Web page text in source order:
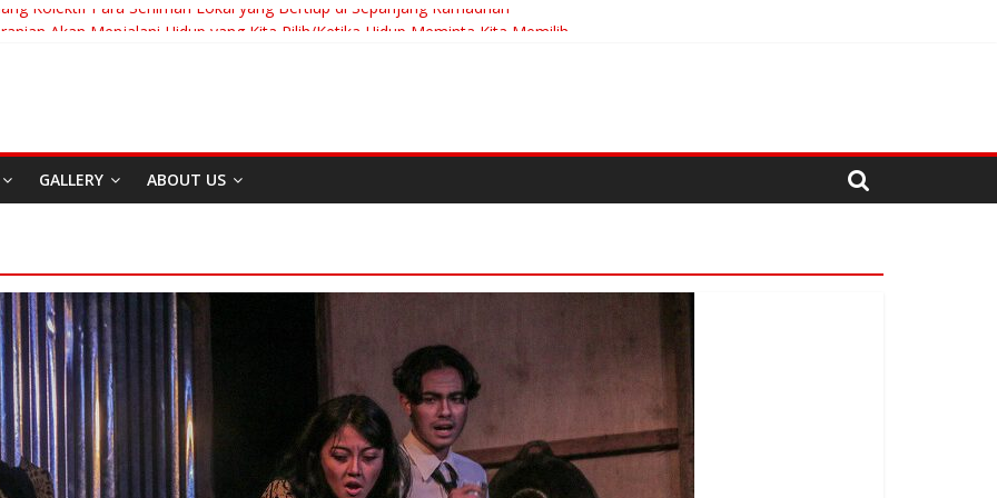
Kolektif Para Seniman Lokal yang Bertiup di Sepanjang Ramadhan
Dari Zagreb Untuk Bandung
GALLERY ABOUT US